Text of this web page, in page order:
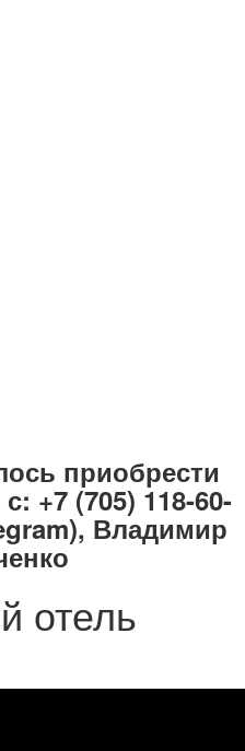
приобрести
+7 (705) 118-60-
Владимир
отель